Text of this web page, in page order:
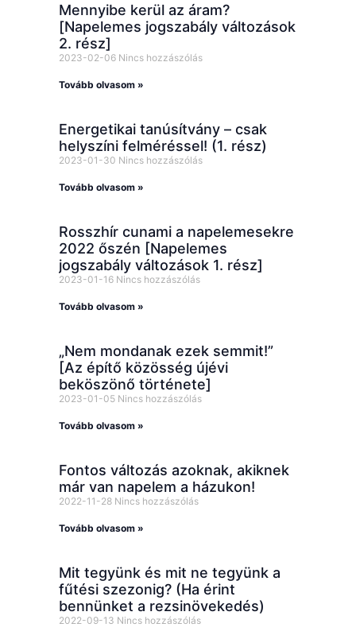
Mennyibe kerül az áram?
[Napelemes jogszabály változások
2. rész]
2023-02-06 Nincs hozzászólás
Tovább olvasom »
Energetikai tanúsítvány – csak
helyszíni felméréssel! (1. rész)
2023-01-30 Nincs hozzászólás
Tovább olvasom »
Rosszhír cunami a napelemesekre
2022 őszén [Napelemes
jogszabály változások 1. rész]
2023-01-16 Nincs hozzászólás
Tovább olvasom »
„Nem mondanak ezek semmit!”
[Az építő közösség újévi
beköszönő története]
2023-01-05 Nincs hozzászólás
Tovább olvasom »
Fontos változás azoknak, akiknek
már van napelem a házukon!
2022-11-28 Nincs hozzászólás
Tovább olvasom »
Mit tegyünk és mit ne tegyünk a
fűtési szezonig? (Ha érint
bennünket a rezsinövekedés)
2022-09-13 Nincs hozzászólás